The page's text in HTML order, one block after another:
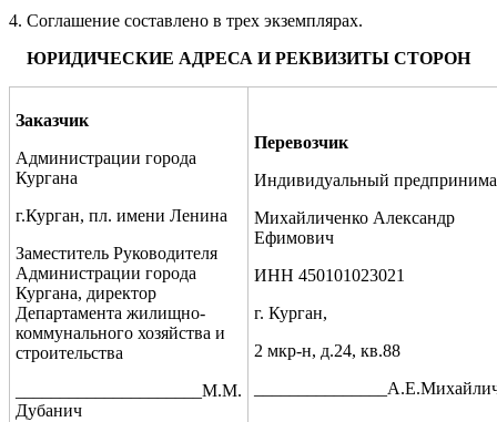
4. Соглашение составлено в трех экземплярах.
ЮРИДИЧЕСКИЕ АДРЕСА И РЕКВИЗИТЫ СТОРОН
Заказчик
Администрации города
Кургана
г.Курган, пл. имени Ленина
Заместитель Руководителя
Администрации города
Кургана, директор
Департамента жилищно-
коммунального хозяйства и
строительства
_____________________М.М.
Дубанич
Перевозчик
Индивидуальный
Михайличенко Александр
Ефимович
ИНН 450101023021
г. Курган,
2 мкр-н, д.24, кв.88